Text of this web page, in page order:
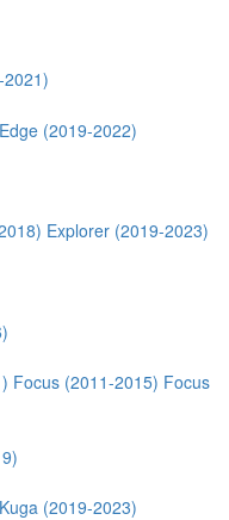
Edge (2019-2022)
Explorer (2019-2023)
Focus (2011-2015) Focus
Kuga (2019-2023)